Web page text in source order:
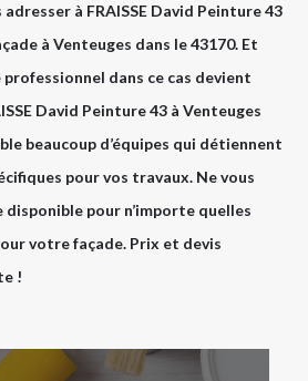
à FRAISSE David Peinture 43
à Venteuges dans le 43170. Et
dans ce cas devient
David Peinture 43 à Venteuges
beaucoup d’équipes qui détiennent
pour vos travaux. Ne vous
pour n’importe quelles
votre façade. Prix et devis
!